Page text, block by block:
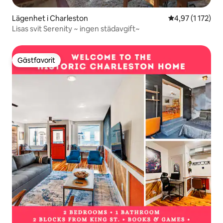
Lägenhet i Charleston 4,97 av 5 i
4,97 (1 172)
Lisas svit Serenity ~ ingen städavgift~
Gästfavorit
Gästfavorit